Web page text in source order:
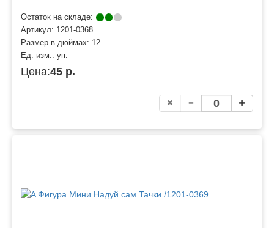
Остаток на складе:
Артикул: 1201-0368
Размер в дюймах: 12
Ед. изм.: уп.
Цена:45 р.